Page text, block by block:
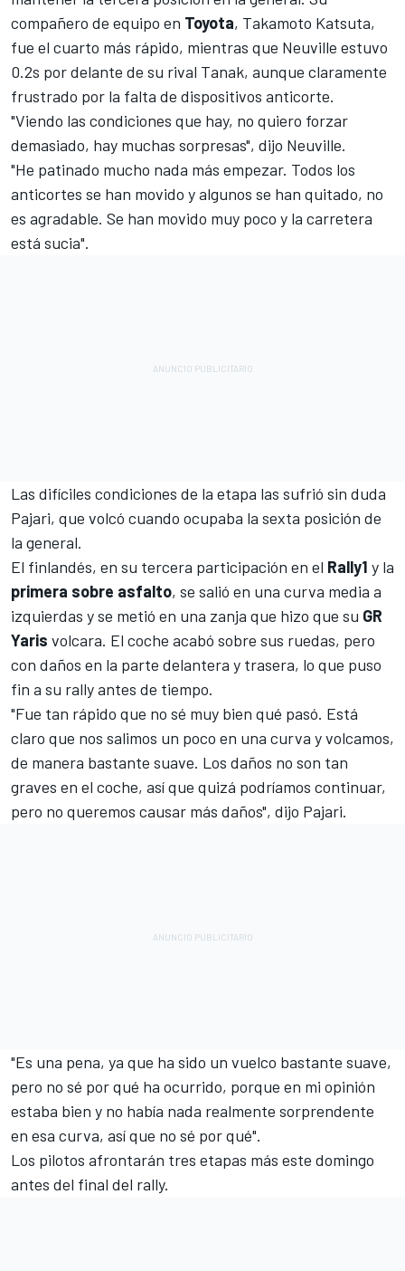
compañero de equipo en Toyota, Takamoto Katsuta,
fue el cuarto más rápido, mientras que Neuville estuvo
0.2s por delante de su rival Tanak, aunque claramente
frustrado por la falta de dispositivos anticorte.
"Viendo las condiciones que hay, no quiero forzar
demasiado, hay muchas sorpresas", dijo Neuville.
"He patinado mucho nada más empezar. Todos los
anticortes se han movido y algunos se han quitado, no
es agradable. Se han movido muy poco y la carretera
está sucia".
Las difíciles condiciones de la etapa las sufrió sin duda
Pajari, que volcó cuando ocupaba la sexta posición de
la general.
El finlandés, en su tercera participación en el Rally1 y la
primera sobre asfalto, se salió en una curva media a
izquierdas y se metió en una zanja que hizo que su GR
Yaris volcara. El coche acabó sobre sus ruedas, pero
con daños en la parte delantera y trasera, lo que puso
fin a su rally antes de tiempo.
"Fue tan rápido que no sé muy bien qué pasó. Está
claro que nos salimos un poco en una curva y volcamos,
de manera bastante suave. Los daños no son tan
graves en el coche, así que quizá podríamos continuar,
pero no queremos causar más daños", dijo Pajari.
"Es una pena, ya que ha sido un vuelco bastante suave,
pero no sé por qué ha ocurrido, porque en mi opinión
estaba bien y no había nada realmente sorprendente
en esa curva, así que no sé por qué".
Los pilotos afrontarán tres etapas más este domingo
antes del final del rally.